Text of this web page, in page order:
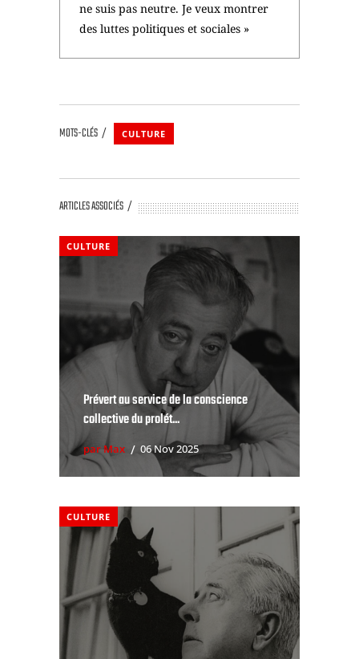
ne suis pas neutre. Je veux montrer
des luttes politiques et sociales »
MOTS-CLÉS CULTURE
ARTICLES ASSOCIÉS
CULTURE
Prévert au service de la conscience
collective du prolét...
par Max 06 Nov 2025
CULTURE